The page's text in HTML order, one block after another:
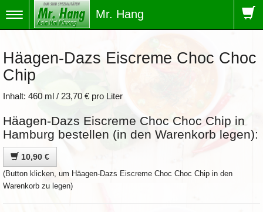
Toggle
navigation
Mr. Hang
Häagen-Dazs Eiscreme Choc Choc
Chip
Inhalt: 460 ml / 23,70 € pro Liter
Häagen-Dazs Eiscreme Choc Choc Chip in
Hamburg bestellen (in den Warenkorb legen):
10,90 €
(Button klicken, um Häagen-Dazs Eiscreme Choc Choc Chip in den
Warenkorb zu legen)